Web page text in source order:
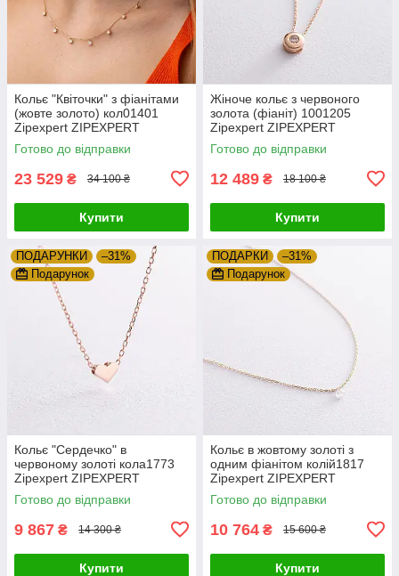
Кольє "Квіточки" з фіанітами
(жовте золото) кол01401
Zipexpert ZIPEXPERT
Готово до відправки
23 529 ₴ 34 100 ₴
Купити
Жіноче кольє з червоного
золота (фіаніт) 1001205
Zipexpert ZIPEXPERT
Готово до відправки
12 489 ₴ 18 100 ₴
Купити
ПОДАРУНКИ
–31%
Подарунок
Кольє "Сердечко" в
червоному золоті кола1773
Zipexpert ZIPEXPERT
Готово до відправки
9 867 ₴ 14 300 ₴
Купити
ПОДАРКИ
–31%
Подарунок
Кольє в жовтому золоті з
одним фіанітом колій1817
Zipexpert ZIPEXPERT
Готово до відправки
10 764 ₴ 15 600 ₴
Купити